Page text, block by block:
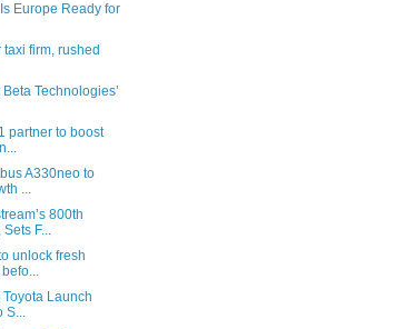
Europe Ready for
taxi firm, rushed
Technologies’
partner to boost
A330neo to
...
800th
F...
unlock fresh
Launch
S...